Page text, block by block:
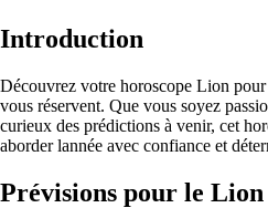
Introduction
Découvrez votre horoscope Lion pour
vous réservent. Que vous soyez
curieux des prédictions à venir, cet
aborder lannée avec confiance et
Prévisions pour le Lion